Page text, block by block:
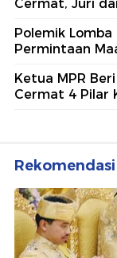
Cermat, Juri
Polemik
Permintaan
Ketua MPR
Cermat 4 Pilar
Rekomendasi